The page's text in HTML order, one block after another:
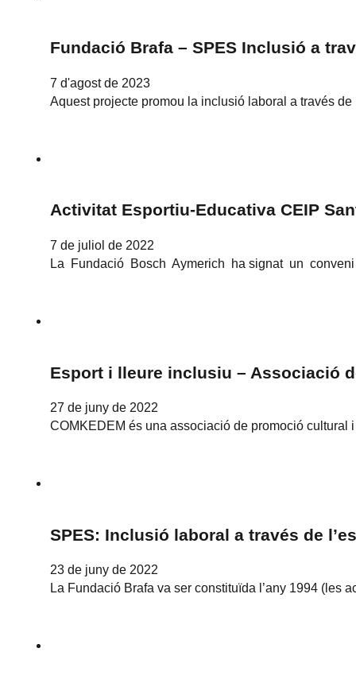
Fundació Brafa – SPES Inclusió a
7 d'agost de 2023
Aquest projecte promou la inclusió laboral a través
Activitat Esportiu-Educativa CEIP
7 de juliol de 2022
La Fundació Bosch Aymerich ha signat un
Esport i lleure inclusiu – Associació
27 de juny de 2022
COMKEDEM és una associació de promoció
SPES: Inclusió laboral a través de
23 de juny de 2022
La Fundació Brafa va ser constituïda l’any 1994 (les